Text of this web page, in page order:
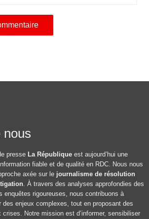
nous
presse La République est aujourd’hui une
fiable et de qualité en RDC. Nous nous
axée sur le journalisme de résolution
. À travers des analyses approfondies des
enquêtes rigoureuses, nous contribuons à
enjeux complexes, tout en proposant des
Notre mission est d’informer, sensibiliser